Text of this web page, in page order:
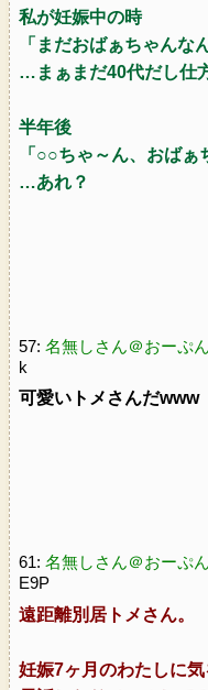
私が妊娠中の時
「まだおばぁちゃんな
…まぁまだ40代だし仕
半年後
「○○ちゃ～ん、おばぁ
…あれ？
57: 名無しさん＠おーぷん
k
可愛いトメさんだwww
61: 名無しさん＠おーぷん
E9P
遠距離別居トメさん。
妊娠7ヶ月のわたしに気